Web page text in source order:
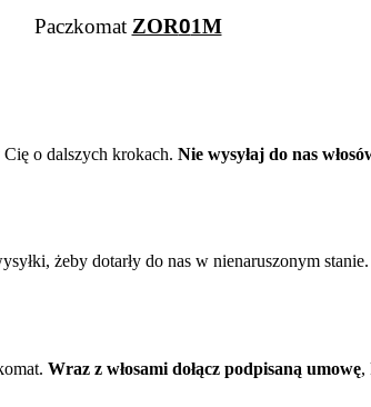
Paczkomat ZOR01M
o dalszych krokach. Nie wysyłaj do nas
żeby dotarły do nas w nienaruszonym
Wraz z włosami dołącz podpisaną umowę,